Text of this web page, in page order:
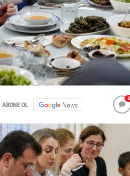
ABONE OL News
0